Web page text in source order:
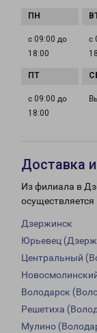
с 09:00 до
18:00
с
с 09:00 до
18:00
Доставка
Из филиала в
Дзержинск
Юрьевец
Центральный
Володарск
Решетиха
Мулино